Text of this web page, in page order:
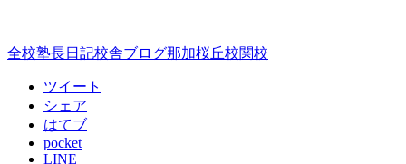
全校塾長日記校舎ブログ那加桜丘校関校
ツイート
シェア
はてブ
pocket
LINE